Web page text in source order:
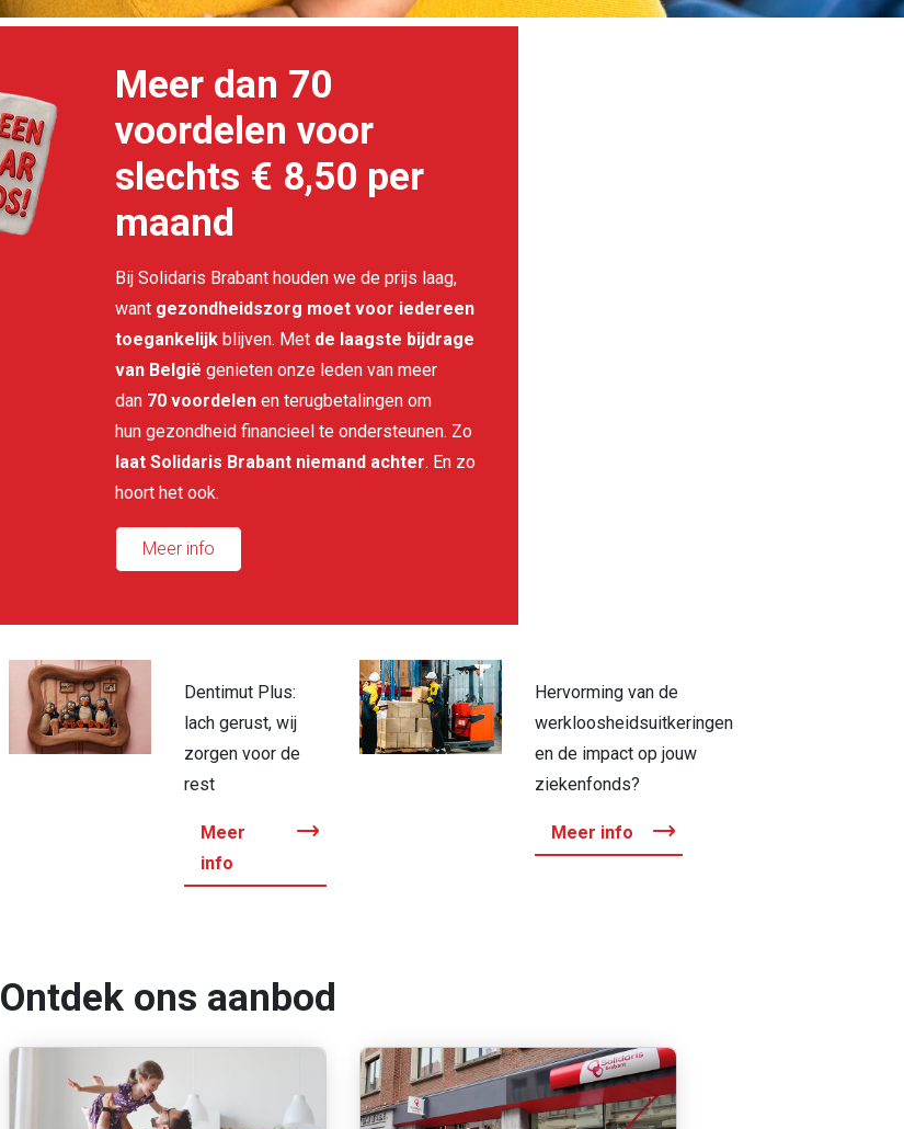
Meer dan 70
voordelen voor
slechts € 8,50 per
maand
Bij Solidaris Brabant houden we de prijs laag,
want gezondheidszorg moet voor iedereen
toegankelijk blijven. Met de laagste bijdrage
van België genieten onze leden van meer
dan 70 voordelen en terugbetalingen om
hun gezondheid financieel te ondersteunen. Zo
laat Solidaris Brabant niemand achter. En zo
hoort het ook.
Meer info
Dentimut Plus:
lach gerust, wij
zorgen voor de
rest
Meer
info
Hervorming van de
werkloosheidsuitkeringen
en de impact op jouw
ziekenfonds?
Meer info
Ontdek ons aanbod